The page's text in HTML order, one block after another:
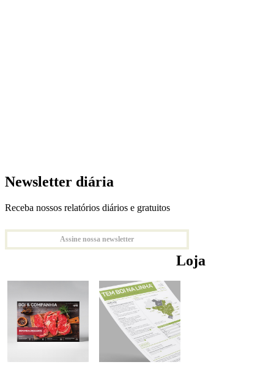
Newsletter diária
Receba nossos relatórios diários e gratuitos
Assine nossa newsletter
Loja